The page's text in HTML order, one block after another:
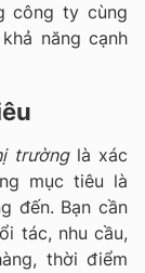
công ty cùng
năng cạnh
trườnglà xác
mục tiêu là
đến. Bạn cần
tác, nhu cầu,
thời điểm